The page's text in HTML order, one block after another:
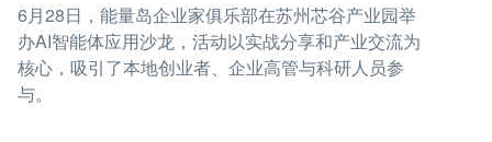
6月28日，能量岛企业家俱乐部在苏州芯谷产业园举
办AI智能体应用沙龙，活动以实战分享和产业交流为
核心，吸引了本地创业者、企业高管与科研人员参
与。